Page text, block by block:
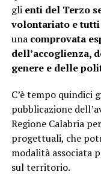
gli enti del Terzo
volontariato e
unacomprovata
dell’accoglienza,
genere e delle
C’è tempo quindici
pubblicazione
Regione Calabria
progettuali, che
modalità associata
sul territorio.